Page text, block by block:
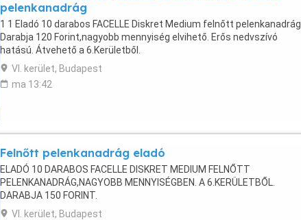
pelenkanadrág
1 1 Eladó 10 darabos FACELLE Diskret Medium felnőtt pelenkanadrág.
Darabja 120 Forint,nagyobb mennyiség elvihető. Erős nedvszívó
hatású. Átvehető a 6.Kerületből.
VI. kerület, Budapest
ma 13:42
Felnőtt pelenkanadrág eladó
ELADÓ 10 DARABOS FACELLE DISKRET MEDIUM FELNŐTT
PELENKANADRÁG,NAGYOBB MENNYISÉGBEN. A 6.KERÜLETBŐL.
DARABJA 150 FORINT.
VI. kerület, Budapest